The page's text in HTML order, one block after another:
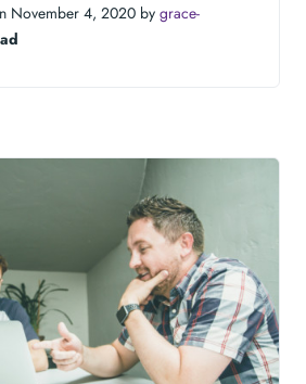
November 4, 2020 by grace-